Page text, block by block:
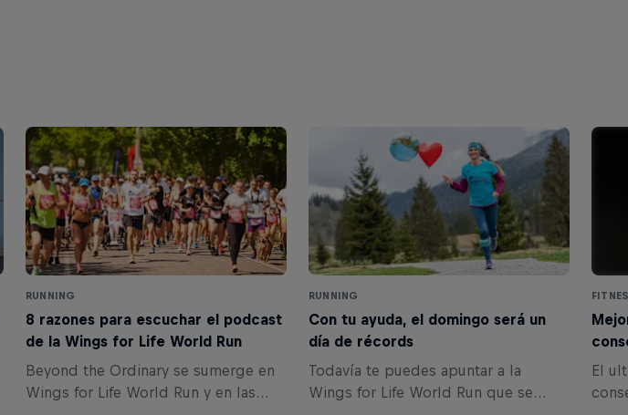
RUNNING
8 razones para escuchar el podcast
de la Wings for Life World Run
Beyond the Ordinary se sumerge en
Wings for Life World Run y ​​en las
RUNNING
Con tu ayuda, el domingo será un
día de récords
Todavía te puedes apuntar a la
Wings for Life World Run que se
El